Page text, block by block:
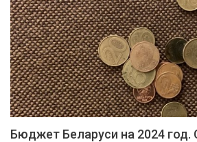
Бюджет Беларуси на 2024 год.